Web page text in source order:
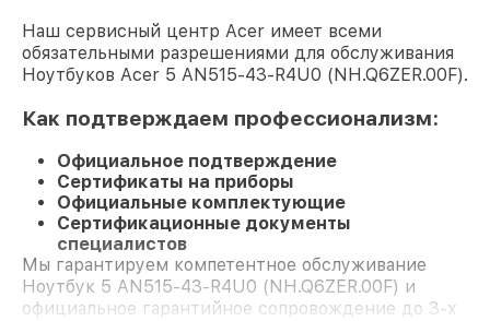
Наш сервисный центр Acer имеет всеми
обязательными разрешениями для обслуживания
Ноутбуков Acer 5 AN515-43-R4U0 (NH.Q6ZER.00F).
Как подтверждаем профессионализм:
Официальное подтверждение
Сертификаты на приборы
Официальные комплектующие
Сертификационные документы
специалистов
Мы гарантируем компетентное обслуживание
Ноутбук 5 AN515-43-R4U0 (NH.Q6ZER.00F) и
официальное гарантийное сопровождение до 3-х